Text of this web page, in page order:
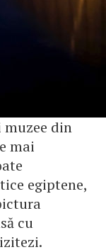
din
mai
egiptene,
cu